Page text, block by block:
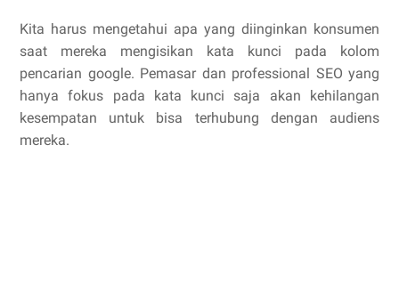
Kita harus mengetahui apa yang diinginkan konsumen
saat mereka mengisikan kata kunci pada kolom
pencarian google. Pemasar dan professional SEO yang
hanya fokus pada kata kunci saja akan kehilangan
kesempatan untuk bisa terhubung dengan audiens
mereka.